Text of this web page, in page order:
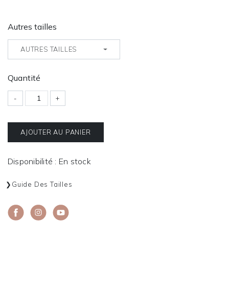
Autres tailles
AUTRES TAILLES
Quantité
- +
AJOUTER AU PANIER
Disponibilité : En stock
Guide Des Tailles